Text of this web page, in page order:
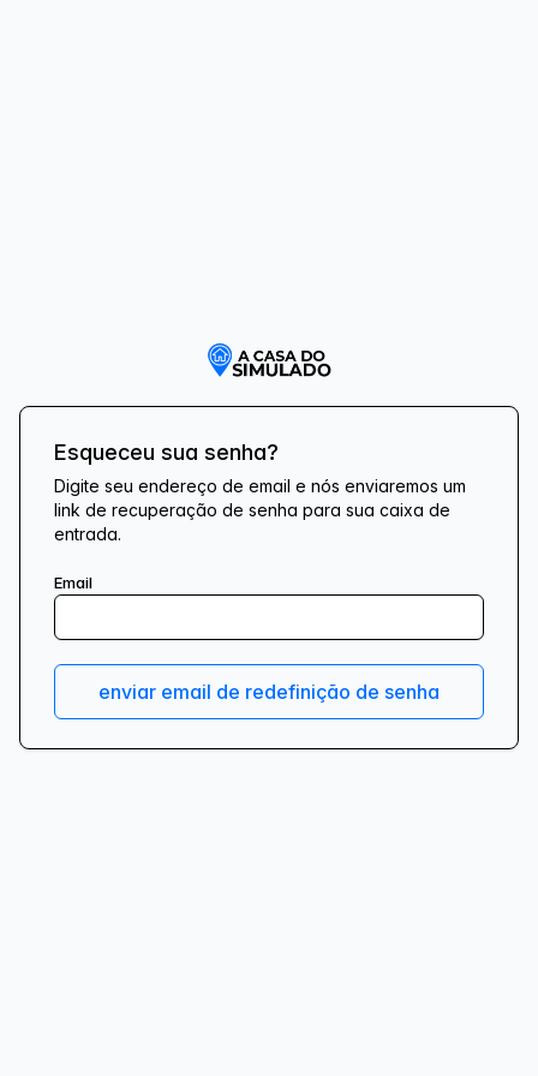
Esqueceu sua senha?
Digite seu endereço de email e nós enviaremos um
link de recuperação de senha para sua caixa de
entrada.
Email